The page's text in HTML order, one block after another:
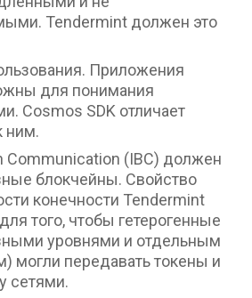
Tendermint должен это
Приложения
для понимания
Cosmos SDK отличает
ним.
Communication (IBC) должен
блокчейны. Свойство
конечности Tendermint
того, чтобы гетерогенные
уровнями и отдельным
могли передавать токены и
сетями.